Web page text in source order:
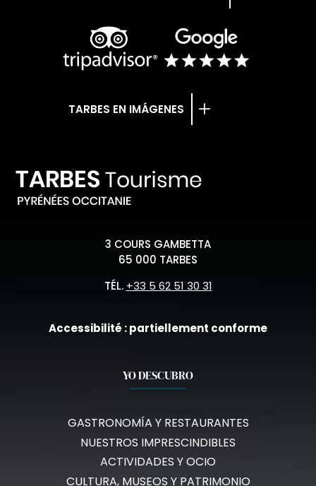
TARBES EN IMÁGENES
3 COURS GAMBETTA
65 000 TARBES
TÉL. +33 5 62 51 30 31
Accessibilité : partiellement conforme
YO DESCUBRO
GASTRONOMÍA Y RESTAURANTES
NUESTROS IMPRESCINDIBLES
ACTIVIDADES Y OCIO
CULTURA, MUSEOS Y PATRIMONIO